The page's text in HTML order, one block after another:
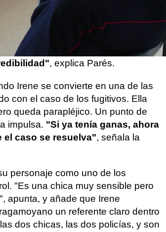
al cuerpo con mucha
trabajar , pero que pronto
en un entorno mayoritariamente
que pegar codazos para poder
, explica Parés.
Irene se convierte en una de las
con el caso de los fugitivos. Ella
queda parapléjico. Un punto de
impulsa. "Si ya tenía ganas, ahora
el caso se resuelva", señala la
personaje como uno de los
"Es una chica muy sensible pero
apunta, y añade que Irene
un referente claro dentro
dos chicas, las dos policías, y son